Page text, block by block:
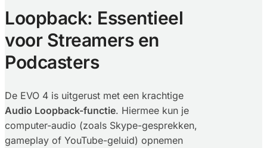
Loopback: Essentieel
voor Streamers en
Podcasters
De EVO 4 is uitgerust met een krachtige
Audio Loopback-functie. Hiermee kun je
computer-audio (zoals Skype-gesprekken,
gameplay of YouTube-geluid) opnemen